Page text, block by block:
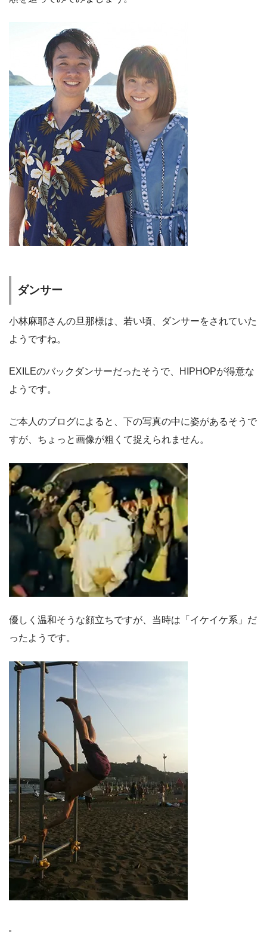
ダンサー
小林麻耶さんの旦那様は、若い頃、ダンサーをされていた
ようですね。
EXILEのバックダンサーだったそうで、HIPHOPが得意な
ようです。
ご本人のブログによると、下の写真の中に姿があるそうで
すが、ちょっと画像が粗くて捉えられません。
優しく温和そうな顔立ちですが、当時は「イケイケ系」だ
ったようです。